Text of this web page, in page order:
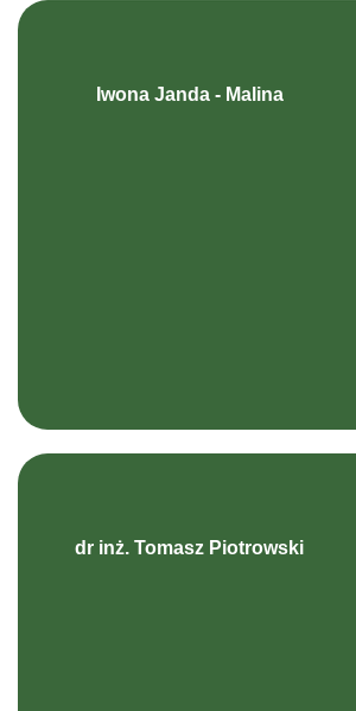
Iwona Janda - Malina
dr inż. Tomasz Piotrowski